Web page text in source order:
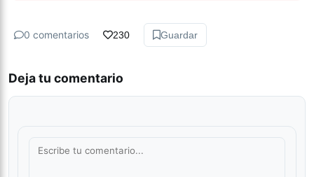
0 comentarios 230 Guardar
Deja tu comentario